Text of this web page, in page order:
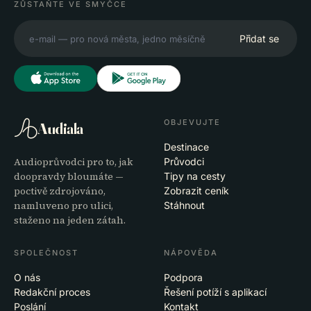
ZŮSTAŇTE VE SMYČCE
Přidat se
Audiala
Audioprůvodci pro to, jak
doopravdy bloumáte —
poctivě zdrojováno,
namluveno pro ulici,
staženo na jeden zátah.
OBJEVUJTE
Destinace
Průvodci
Tipy na cesty
Zobrazit ceník
Stáhnout
SPOLEČNOST
O nás
Redakční proces
Poslání
NÁPOVĚDA
Podpora
Řešení potíží s aplikací
Kontakt